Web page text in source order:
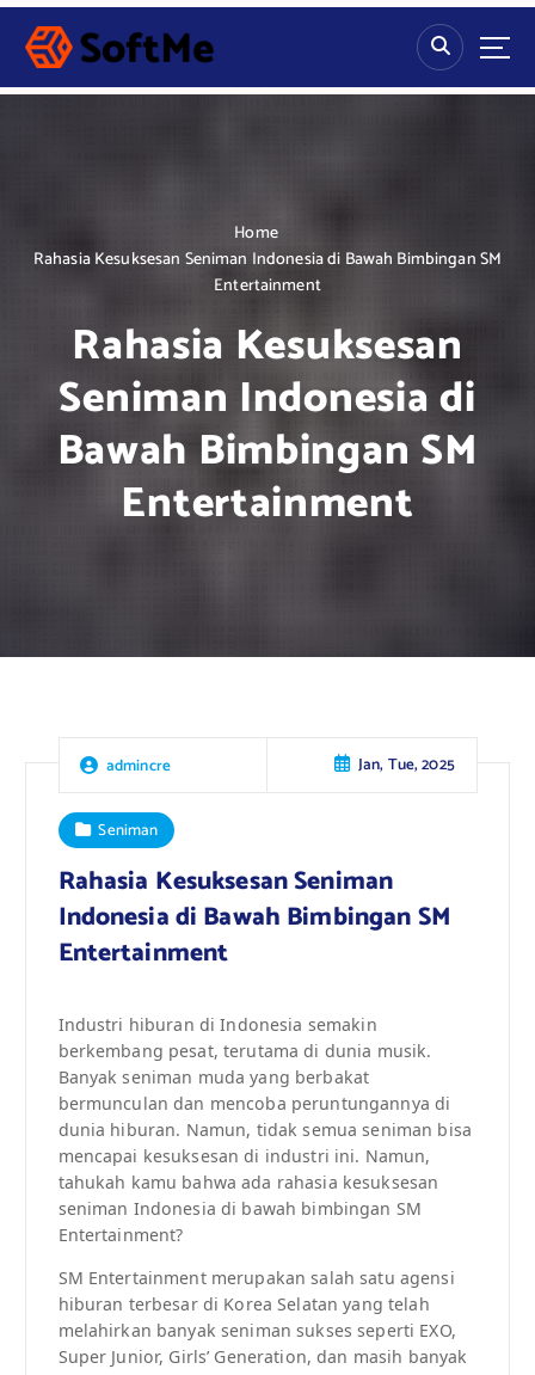
S
p
Home
Rahasia Kesuksesan Seniman Indonesia di Bawah Bimbingan SM
Entertainment
Rahasia Kesuksesan
Seniman Indonesia di
Bawah Bimbingan SM
Entertainment
admincre Jan, Tue, 2025
Seniman
Rahasia Kesuksesan Seniman
Indonesia di Bawah Bimbingan SM
Entertainment
Industri hiburan di Indonesia semakin
berkembang pesat, terutama di dunia musik.
Banyak seniman muda yang berbakat
bermunculan dan mencoba peruntungannya di
dunia hiburan. Namun, tidak semua seniman bisa
mencapai kesuksesan di industri ini. Namun,
tahukah kamu bahwa ada rahasia kesuksesan
seniman Indonesia di bawah bimbingan SM
Entertainment?
SM Entertainment merupakan salah satu agensi
hiburan terbesar di Korea Selatan yang telah
melahirkan banyak seniman sukses seperti EXO,
Super Junior, Girls’ Generation, dan masih banyak